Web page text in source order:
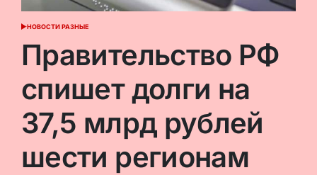
ОПУБЛИКОВАНО
НОВОСТИ РАЗНЫЕ
Правительство РФ
спишет долги на
37,5 млрд рублей
шести регионам